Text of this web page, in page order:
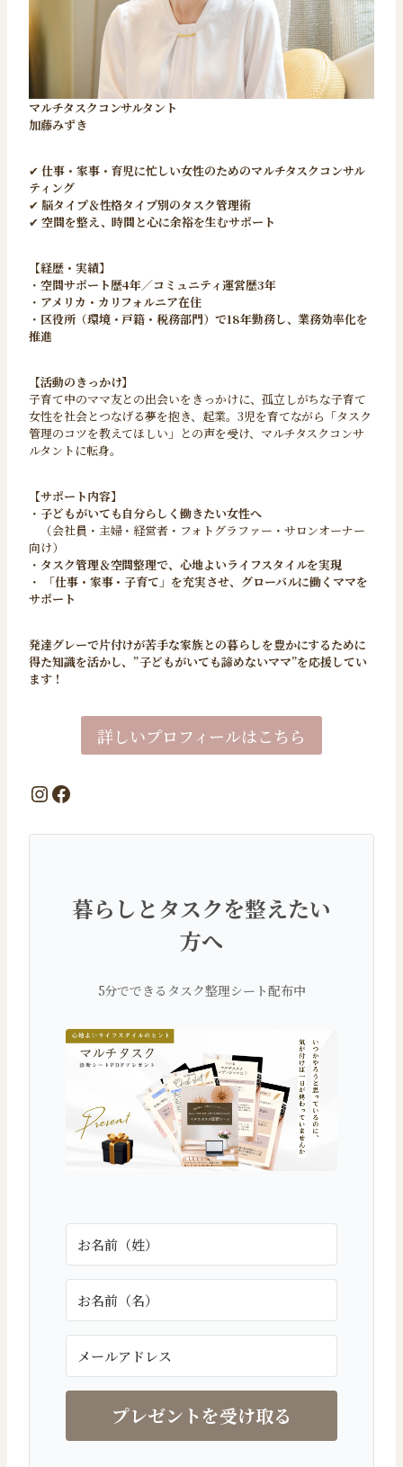
マルチタスクコンサルタント
加藤みずき
✔ 仕事・家事・育児に忙しい女性のためのマルチタスクコンサル
ティング
✔ 脳タイプ＆性格タイプ別のタスク管理術
✔ 空間を整え、時間と心に余裕を生むサポート
【経歴・実績】
・ 空間サポート歴4年／コミュニティ運営歴3年
・ アメリカ・カリフォルニア在住
・ 区役所（環境・戸籍・税務部門）で18年勤務し、業務効率化を
推進
【活動のきっかけ】
子育て中のママ友との出会いをきっかけに、孤立しがちな子育て
女性を社会とつなげる夢を抱き、起業。3児を育てながら「タスク
管理のコツを教えてほしい」との声を受け、マルチタスクコンサ
ルタントに転身。
【サポート内容】
・ 子どもがいても自分らしく働きたい女性へ
（会社員・主婦・経営者・フォトグラファー・サロンオーナー
向け）
・ タスク管理＆空間整理で、心地よいライフスタイルを実現
・
「仕事・家事・子育て」を充実させ、グローバルに働くママを
サポート
発達グレーで片付けが苦手な家族との暮らしを豊かにするために
得た知識を活かし、”子どもがいても諦めないママ”を応援してい
ます！
詳しいプロフィールはこちら
InstagramFacebook
暮らしとタスクを整えたい
方へ
5分でできるタスク整理シート配布中
プレゼントを受け取る